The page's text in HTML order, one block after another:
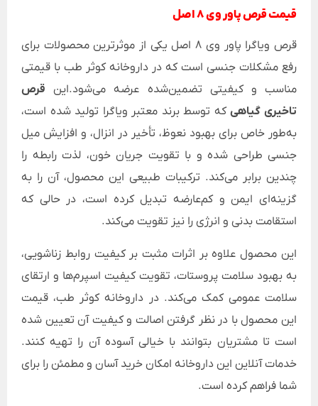
قیمت قرص پاور وی 8 اصل
قرص ویاگرا پاور وی 8 اصل یکی از موثرترین محصولات برای
رفع مشکلات جنسی است که در داروخانه کوثر طب با قیمتی
مناسب و کیفیتی تضمین‌شده عرضه می‌شود.این قرص
تاخیری گیاهیکه توسط برند معتبر ویاگرا تولید شده است،
به‌طور خاص برای بهبود نعوظ، تأخیر در انزال، و افزایش میل
جنسی طراحی شده و با تقویت جریان خون، لذت رابطه را
چندین برابر می‌کند. ترکیبات طبیعی این محصول، آن را به
گزینه‌ای ایمن و کم‌عارضه تبدیل کرده است، در حالی که
استقامت بدنی و انرژی را نیز تقویت می‌کند.
این محصول علاوه بر اثرات مثبت بر کیفیت روابط زناشویی،
به بهبود سلامت پروستات، تقویت کیفیت اسپرم‌ها و ارتقای
سلامت عمومی کمک می‌کند. در داروخانه کوثر طب، قیمت
این محصول با در نظر گرفتن اصالت و کیفیت آن تعیین شده
است تا مشتریان بتوانند با خیالی آسوده آن را تهیه کنند.
خدمات آنلاین این داروخانه امکان خرید آسان و مطمئن را برای
شما فراهم کرده است.